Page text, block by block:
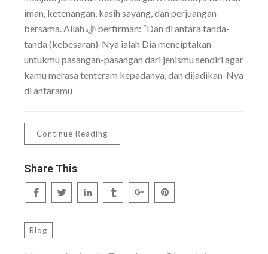
iman, ketenangan, kasih sayang, dan perjuangan
bersama. Allah ﷻ berfirman: “Dan di antara tanda-
tanda (kebesaran)-Nya ialah Dia menciptakan
untukmu pasangan-pasangan dari jenismu sendiri agar
kamu merasa tenteram kepadanya, dan dijadikan-Nya
di antaramu
Continue Reading
Share This
Blog